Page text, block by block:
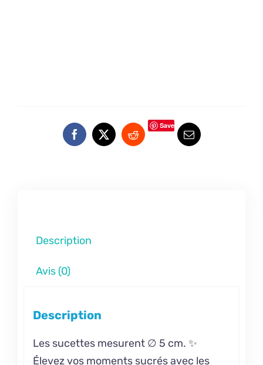
Save
Description
Avis (0)
Description
Les sucettes mesurent ∅ 5 cm. ✨
Élevez vos moments sucrés avec les